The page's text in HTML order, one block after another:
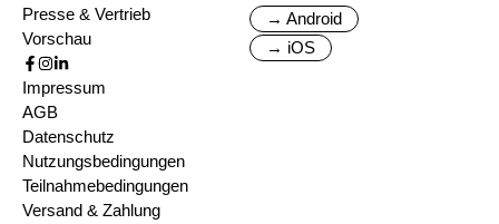
Presse & Vertrieb
Vorschau
→ Android
→ iOS
Impressum
AGB
Datenschutz
Nutzungsbedingungen
Teilnahmebedingungen
Versand & Zahlung